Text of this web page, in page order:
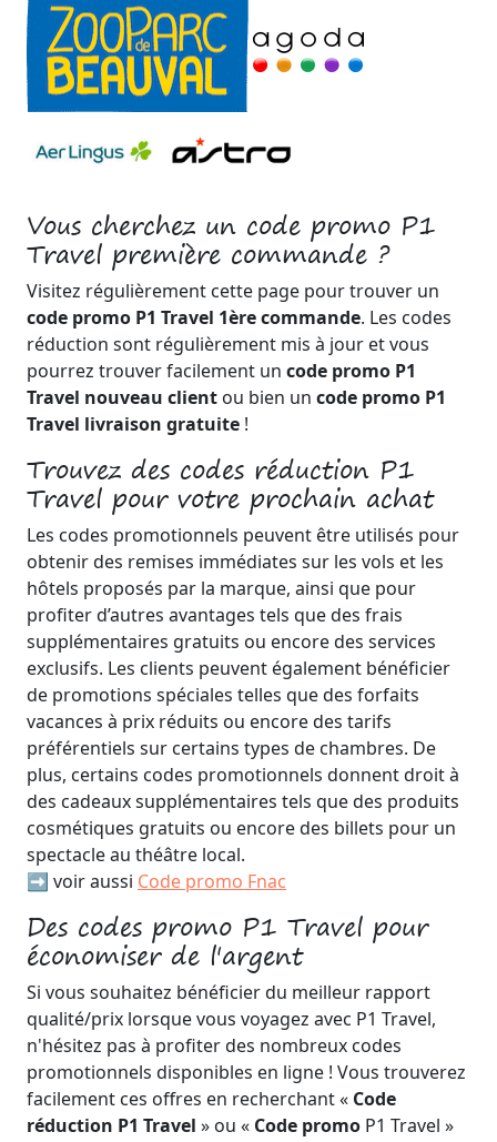
Vous cherchez un code promo P1
Travel première commande ?
Visitez régulièrement cette page pour trouver un
code promo P1 Travel 1ère commande. Les codes
réduction sont régulièrement mis à jour et vous
pourrez trouver facilement un code promo P1
Travel nouveau client ou bien un code promo P1
Travel livraison gratuite !
Trouvez des codes réduction P1
Travel pour votre prochain achat
Les codes promotionnels peuvent être utilisés pour
obtenir des remises immédiates sur les vols et les
hôtels proposés par la marque, ainsi que pour
profiter d’autres avantages tels que des frais
supplémentaires gratuits ou encore des services
exclusifs. Les clients peuvent également bénéficier
de promotions spéciales telles que des forfaits
vacances à prix réduits ou encore des tarifs
préférentiels sur certains types de chambres. De
plus, certains codes promotionnels donnent droit à
des cadeaux supplémentaires tels que des produits
cosmétiques gratuits ou encore des billets pour un
spectacle au théâtre local.
➡️ voir aussi Code promo Fnac
Des codes promo P1 Travel pour
économiser de l'argent
Si vous souhaitez bénéficier du meilleur rapport
qualité/prix lorsque vous voyagez avec P1 Travel,
n'hésitez pas à profiter des nombreux codes
promotionnels disponibles en ligne ! Vous trouverez
facilement ces offres en recherchant « Code
réduction P1 Travel » ou « Code promo P1 Travel »